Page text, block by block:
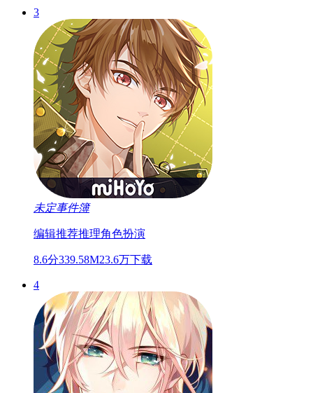
3
未定事件簿
编辑推荐推理角色扮演
8.6分339.58M23.6万下载
4